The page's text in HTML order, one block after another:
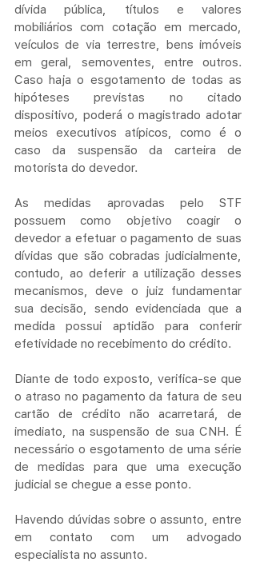
dívida pública, títulos e valores
mobiliários com cotação em mercado,
veículos de via terrestre, bens imóveis
em geral, semoventes, entre outros.
Caso haja o esgotamento de todas as
hipóteses previstas no citado
dispositivo, poderá o magistrado adotar
meios executivos atípicos, como é o
caso da suspensão da carteira de
motorista do devedor.
As medidas aprovadas pelo STF
possuem como objetivo coagir o
devedor a efetuar o pagamento de suas
dívidas que são cobradas judicialmente,
contudo, ao deferir a utilização desses
mecanismos, deve o juiz fundamentar
sua decisão, sendo evidenciada que a
medida possui aptidão para conferir
efetividade no recebimento do crédito.
Diante de todo exposto, verifica-se que
o atraso no pagamento da fatura de seu
cartão de crédito não acarretará, de
imediato, na suspensão de sua CNH. É
necessário o esgotamento de uma série
de medidas para que uma execução
judicial se chegue a esse ponto.
Havendo dúvidas sobre o assunto, entre
em contato com um advogado
especialista no assunto.